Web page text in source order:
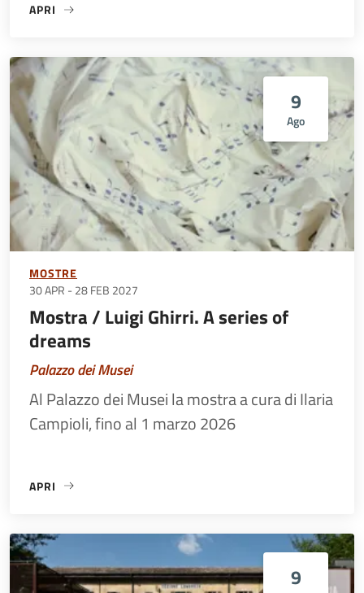
APRI
«SOUND MUSEUM»
9
Ago
MOSTRE
30 APR - 28 FEB 2027
Mostra / Luigi Ghirri. A series of
dreams
Palazzo dei Musei
Al Palazzo dei Musei la mostra a cura di Ilaria
Campioli, fino al 1 marzo 2026
APRI
«MOSTRA / LUIGI GHIRRI. A SERIES OF DREAMS»
9